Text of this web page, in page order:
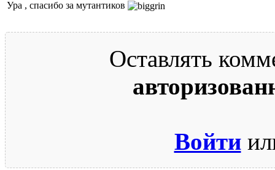
Ура , спасибо за мутантиков
Оставлять
Войти